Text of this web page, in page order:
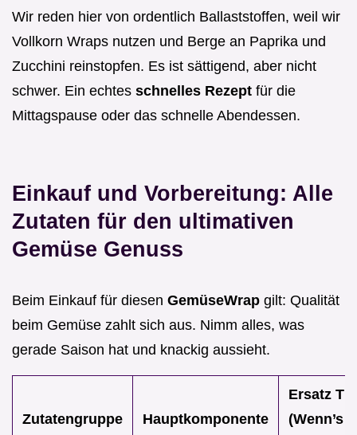
Wir reden hier von ordentlich Ballaststoffen, weil wir
Vollkorn Wraps nutzen und Berge an Paprika und
Zucchini reinstopfen. Es ist sättigend, aber nicht
schwer. Ein echtes schnelles Rezept für die
Mittagspause oder das schnelle Abendessen.
Einkauf und Vorbereitung: Alle
Zutaten für den ultimativen
Gemüse Genuss
Beim Einkauf für diesen GemüseWrap gilt: Qualität
beim Gemüse zahlt sich aus. Nimm alles, was
gerade Saison hat und knackig aussieht.
Zutatengruppe Hauptkomponente
Ersatz
(Wenn’s